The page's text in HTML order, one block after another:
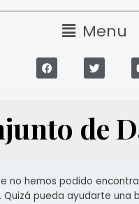
Menu
de
no hemos podido
Quizá pueda ayudarte una